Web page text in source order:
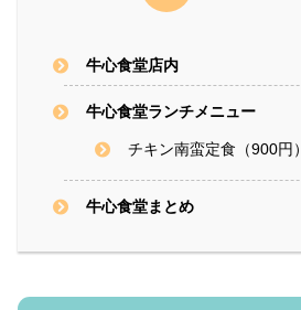
牛心食堂店内
牛心食堂ランチメニュー
チキン南蛮定食（900円）
牛心食堂まとめ